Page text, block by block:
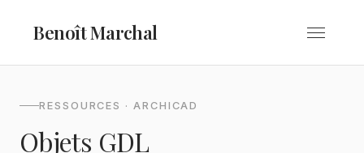
Benoît Marchal
RESSOURCES · ARCHICAD
Objets GDL